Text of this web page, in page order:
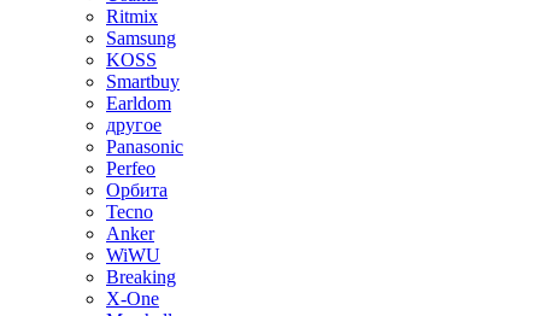
Ritmix
Samsung
KOSS
Smartbuy
Earldom
другое
Panasonic
Perfeo
Орбита
Tecno
Anker
WiWU
Breaking
X-One